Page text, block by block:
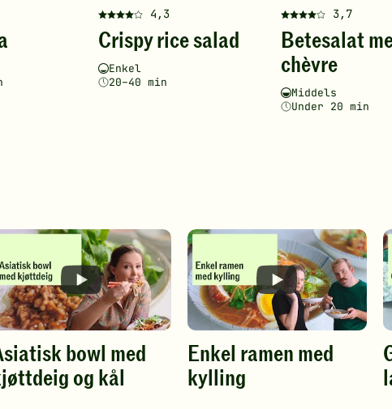
4,3
Denne
oppskriften
fått
4
din
vurdering.
Crispy rice salad
Vanskelighetsgrad
Enkel
Tilberedningstid
20–40 min
3,7
Denne
oppskriften
har
fått
4
av
din
vurdering.
Betesalat
chèvre
Vanskelighetsgrad
Middels
Tilberedningstid
Under 20 min
bowl med
og kål
Enkel ramen med
kylling